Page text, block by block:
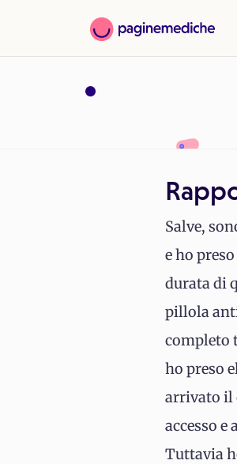
Salve,
e ho
durata di
pillola
completo
ho preso
arrivato il
accesso e
Tuttavia